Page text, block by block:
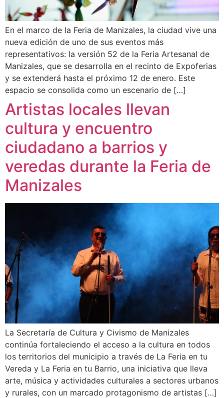
En el marco de la Feria de Manizales, la ciudad vive una
nueva edición de uno de sus eventos más
representativos: la versión 52 de la Feria Artesanal de
Manizales, que se desarrolla en el recinto de Expoferias
y se extenderá hasta el próximo 12 de enero. Este
espacio se consolida como un escenario de […]
Artistas locales llevan
cultura y encuentro
ciudadano a barrios y
veredas durante la Feria de
Manizales
La Secretaría de Cultura y Civismo de Manizales
continúa fortaleciendo el acceso a la cultura en todos
los territorios del municipio a través de La Feria en tu
Vereda y La Feria en tu Barrio, una iniciativa que lleva
arte, música y actividades culturales a sectores urbanos
y rurales, con un marcado protagonismo de artistas […]